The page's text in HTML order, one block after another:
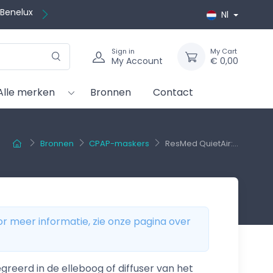
&
Nl
Sign in
My Account
My Cart
€ 0,00
merken Bronnen Contact
Bronnen CPAP-maskers ResMed QuietAir:...
meer informatie, zie onze pagina over
in de elleboog of diffuser van het